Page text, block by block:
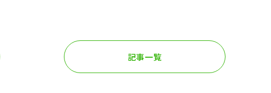
記事一覧